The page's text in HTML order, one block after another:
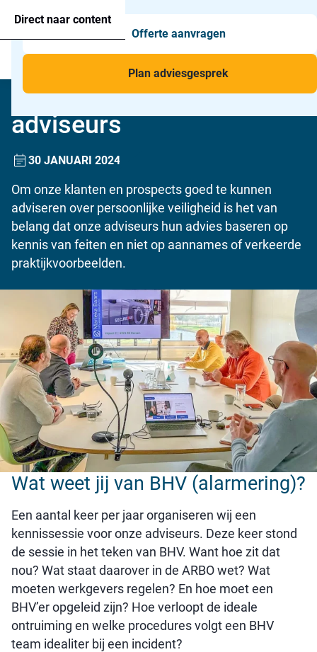
Direct naar content
Menu
Agressie alarmering
Man-down & BHV Alarmering
Voor wie
Toepassingen
Offerte aanvragen
Plan adviesgesprek
Kennissessie voor onze
adviseurs
30 JANUARI 2024
Om onze klanten en prospects goed te kunnen
adviseren over persoonlijke veiligheid is het van
belang dat onze adviseurs hun advies baseren op
kennis van feiten en niet op aannames of verkeerde
praktijkvoorbeelden.
Wat weet jij van BHV (alarmering)?
Een aantal keer per jaar organiseren wij een
kennissessie voor onze adviseurs. Deze keer stond
de sessie in het teken van BHV. Want hoe zit dat
nou? Wat staat daarover in de ARBO wet? Wat
moeten werkgevers regelen? En hoe moet een
BHV’er opgeleid zijn? Hoe verloopt de ideale
ontruiming en welke procedures volgt een BHV
team idealiter bij een incident?